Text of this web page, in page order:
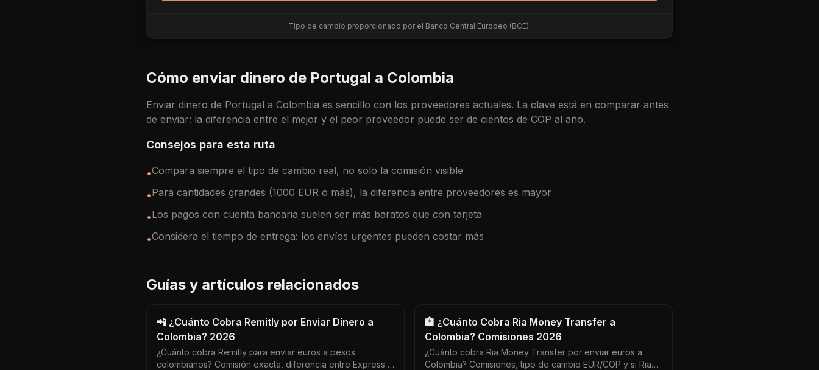
Tipo de cambio proporcionado por el Banco Central Europeo (BCE).
Cómo enviar dinero de Portugal a Colombia
Enviar dinero de Portugal a Colombia es sencillo con los proveedores actuales. La clave está en comparar antes
de enviar: la diferencia entre el mejor y el peor proveedor puede ser de cientos de COP al año.
Consejos para esta ruta
•Compara siempre el tipo de cambio real, no solo la comisión visible
•Para cantidades grandes (1000 EUR o más), la diferencia entre proveedores es mayor
•Los pagos con cuenta bancaria suelen ser más baratos que con tarjeta
•Considera el tiempo de entrega: los envíos urgentes pueden costar más
Guías y artículos relacionados
📲 ¿Cuánto Cobra Remitly por Enviar Dinero a
Colombia? 2026
¿Cuánto cobra Remitly para enviar euros a pesos
colombianos? Comisión exacta, diferencia entre Express y
🏦 ¿Cuánto Cobra Ria Money Transfer a
Colombia? Comisiones 2026
¿Cuánto cobra Ria Money Transfer por enviar euros a
Colombia? Comisiones, tipo de cambio EUR/COP y si Ria